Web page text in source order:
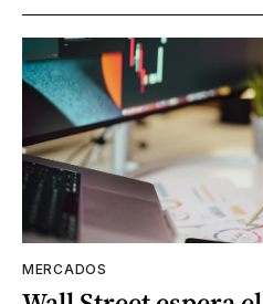
MERCADOS